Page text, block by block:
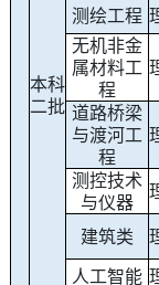
本科
二批
测绘工程
无机非金
属材料工
程
道路桥梁
与渡河工
程
测控技术
与仪器
建筑类
人工智能